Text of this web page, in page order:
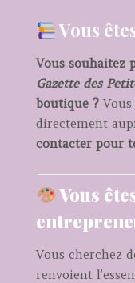
Vous
Vous souhaitez
Gazette des
boutique ?
directement
contacter pour
Vous
Vous cherchez
renvoient